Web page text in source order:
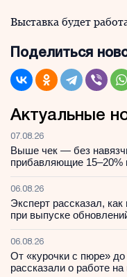
Выставка будет
Поделиться
Актуальные
07.08.26
Выше чек — без
прибавляющие 15–20%
06.08.26
Эксперт рассказал,
при выпуске
06.08.26
От «курочки с пюре»
рассказали о работе